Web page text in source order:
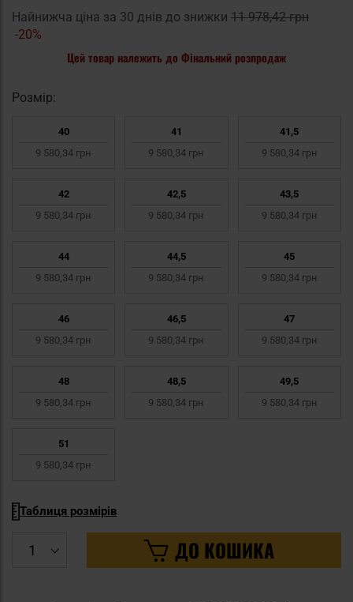
Найнижча ціна за 30 днів до знижки 11 978,42 грн
-20%
Цей товар належить до Фінальний розпродаж
Pозмір:
40
9 580,34 грн
41
9 580,34 грн
41,5
9 580,34 грн
42
9 580,34 грн
42,5
9 580,34 грн
43,5
9 580,34 грн
44
9 580,34 грн
44,5
9 580,34 грн
45
9 580,34 грн
46
9 580,34 грн
46,5
9 580,34 грн
47
9 580,34 грн
48
9 580,34 грн
48,5
9 580,34 грн
49,5
9 580,34 грн
51
9 580,34 грн
Таблиця розмірів
ДО КОШИКА